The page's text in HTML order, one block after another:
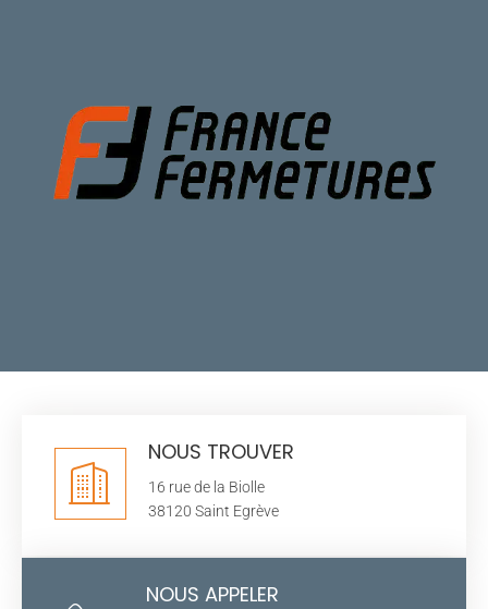
NOUS TROUVER
16 rue de la Biolle
38120 Saint Egrève
NOUS APPELER